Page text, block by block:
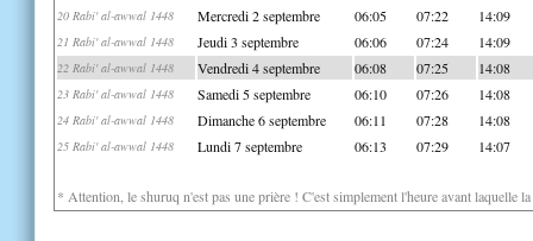
20 Rabi' al-awwal 1448 Mercredi 2 septembre 06:05 07:22 14:09
21 Rabi' al-awwal 1448 Jeudi 3 septembre 06:06 07:24 14:09
22 Rabi' al-awwal 1448 Vendredi 4 septembre 06:08 07:25 14:08
23 Rabi' al-awwal 1448 Samedi 5 septembre 06:10 07:26 14:08
24 Rabi' al-awwal 1448 Dimanche 6 septembre 06:11 07:28 14:08
25 Rabi' al-awwal 1448 Lundi 7 septembre 06:13 07:29 14:07
* Attention, le shuruq n'est pas une prière ! C'est simplement l'heure avant laquelle